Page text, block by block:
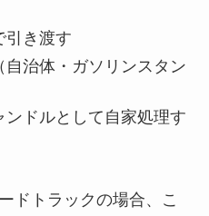
引き渡す
治体・ガソリンスタン
ドルとして自家処理す
ドトラックの場合、こ